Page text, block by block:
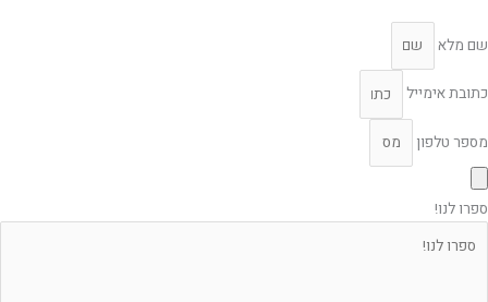
שם מלא
כתובת אימייל
מספר טלפון
ספרו לנו!